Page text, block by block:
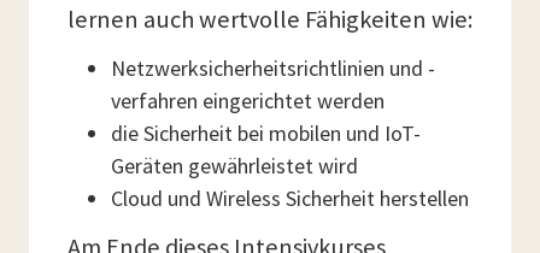
lernen auch wertvolle Fähigkeiten wie:
Netzwerksicherheitsrichtlinien und -
verfahren eingerichtet werden
die Sicherheit bei mobilen und IoT-
Geräten gewährleistet wird
Cloud und Wireless Sicherheit herstellen